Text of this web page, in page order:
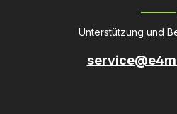
Unterstützung und